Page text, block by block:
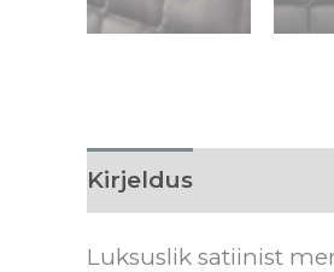
Kirjeldus
Luksuslik satiinist